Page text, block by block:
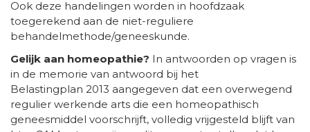
Ook deze handelingen worden in hoofdzaak
toegerekend aan de niet-reguliere
behandelmethode/geneeskunde.
Gelijk aan homeopathie? In antwoorden op vragen is
in de memorie van antwoord bij het
Belastingplan 2013 aangegeven dat een overwegend
regulier werkende arts die een homeopathisch
geneesmiddel voorschrijft, volledig vrijgesteld blijft van